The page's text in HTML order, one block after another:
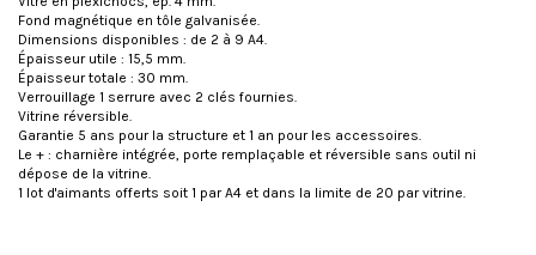
Fond magnétique en tôle galvanisée.
Dimensions disponibles : de 2 à 9 A4.
Épaisseur utile : 15,5 mm.
Épaisseur totale : 30 mm.
Verrouillage 1 serrure avec 2 clés fournies.
Vitrine réversible.
Garantie 5 ans pour la structure et 1 an pour les accessoires.
Le + : charnière intégrée, porte remplaçable et réversible sans outil ni
dépose de la vitrine.
1 lot d'aimants offerts soit 1 par A4 et dans la limite de 20 par vitrine.